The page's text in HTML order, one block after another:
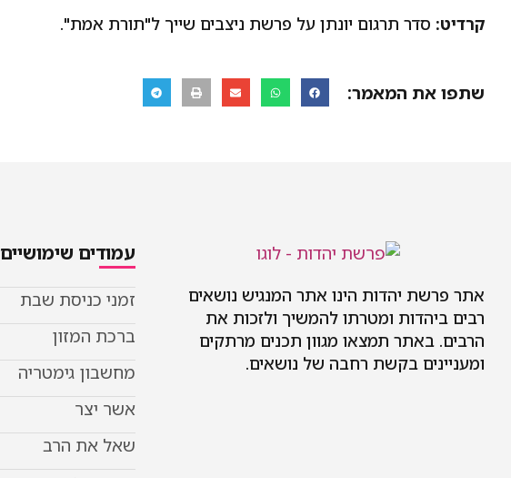
קרדיט: סדר תרגום יונתן על פרשת ניצבים שייך ל"תורת אמת".
שתפו את המאמר:
אתר פרשת יהדות הינו אתר המנגיש נושאים
רבים ביהדות ומטרתו להמשיך ולזכות את
הרבים. באתר תמצאו מגוון תכנים מרתקים
ומעניינים בקשת רחבה של נושאים.
עמודים שימושיים
זמני כניסת שבת
ברכת המזון
מחשבון גימטריה
אשר יצר
שאל את הרב